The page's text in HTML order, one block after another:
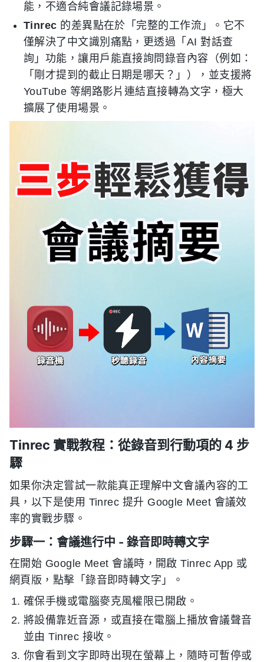
能，不適合純會議記錄場景。
Tinrec 的差異點在於「完整的工作流」。它不
僅解決了中文識別痛點，更透過「AI 對話查
詢」功能，讓用戶能直接詢問錄音內容（例如：
「剛才提到的截止日期是哪天？」），並支援將
YouTube 等網路影片連結直接轉為文字，極大
擴展了使用場景。
Tinrec 實戰教程：從錄音到行動項的 4 步
驟
如果你決定嘗試一款能真正理解中文會議內容的工
具，以下是使用 Tinrec 提升 Google Meet 會議效
率的實戰步驟。
步驟一：會議進行中 - 錄音即時轉文字
在開始 Google Meet 會議時，開啟 Tinrec App 或
網頁版，點擊「錄音即時轉文字」。
確保手機或電腦麥克風權限已開啟。
將設備靠近音源，或直接在電腦上播放會議聲音
並由 Tinrec 接收。
你會看到文字即時出現在螢幕上，隨時可暫停或